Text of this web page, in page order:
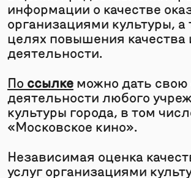
информации о качестве
организациями культуры, а
целях повышения качества
деятельности.
По ссылке можно дать свою
деятельности любого
культуры города, в том
«Московское кино».
Независимая оценка
услуг организациями